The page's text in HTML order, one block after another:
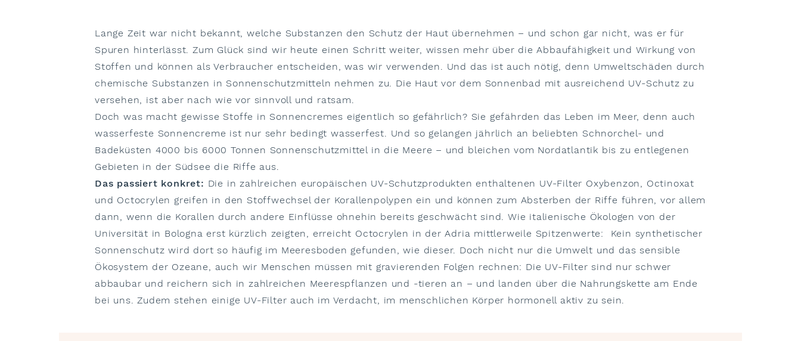
Lange Zeit war nicht bekannt, welche Substanzen den Schutz der Haut übernehmen – und schon gar nicht, was er für
Spuren hinterlässt. Zum Glück sind wir heute einen Schritt weiter, wissen mehr über die Abbaufähigkeit und Wirkung von
Stoffen und können als Verbraucher entscheiden, was wir verwenden. Und das ist auch nötig, denn Umweltschäden durch
chemische Substanzen in Sonnenschutzmitteln nehmen zu. Die Haut vor dem Sonnenbad mit ausreichend UV-Schutz zu
versehen, ist aber nach wie vor sinnvoll und ratsam.
Doch was macht gewisse Stoffe in Sonnencremes eigentlich so gefährlich? Sie gefährden das Leben im Meer, denn auch
wasserfeste Sonnencreme ist nur sehr bedingt wasserfest. Und so gelangen jährlich an beliebten Schnorchel- und
Badeküsten 4000 bis 6000 Tonnen Sonnenschutzmittel in die Meere – und bleichen vom Nordatlantik bis zu entlegenen
Gebieten in der Südsee die Riffe aus.
Das passiert konkret: Die in zahlreichen europäischen UV-Schutzprodukten enthaltenen UV-Filter Oxybenzon, Octinoxat
und Octocrylen greifen in den Stoffwechsel der Korallenpolypen ein und können zum Absterben der Riffe führen, vor allem
dann, wenn die Korallen durch andere Einflüsse ohnehin bereits geschwächt sind. Wie italienische Ökologen von der
Universität in Bologna erst kürzlich zeigten, erreicht Octocrylen in der Adria mittlerweile Spitzenwerte: Kein synthetischer
Sonnenschutz wird dort so häufig im Meeresboden gefunden, wie dieser. Doch nicht nur die Umwelt und das sensible
Ökosystem der Ozeane, auch wir Menschen müssen mit gravierenden Folgen rechnen: Die UV-Filter sind nur schwer
abbaubar und reichern sich in zahlreichen Meerespflanzen und -tieren an – und landen über die Nahrungskette am Ende
bei uns. Zudem stehen einige UV-Filter auch im Verdacht, im menschlichen Körper hormonell aktiv zu sein.